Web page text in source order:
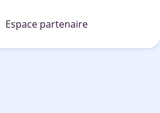
Espace partenaire